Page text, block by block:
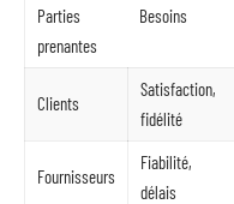
Parties
prenantes
Besoins
Clients
Satisfaction,
fidélité
Fournisseurs
Fiabilité,
délais